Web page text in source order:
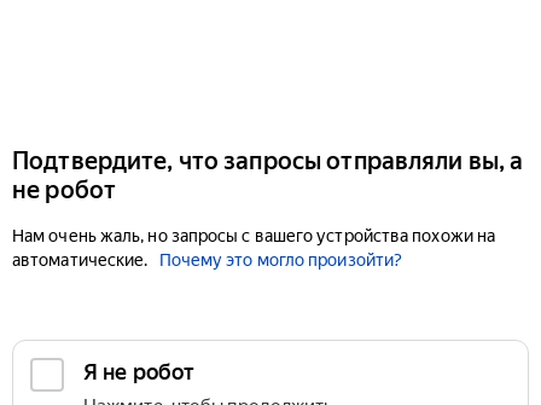
Подтвердите, что запросы отправляли вы, а
не робот
Нам очень жаль, но запросы с вашего устройства похожи на
автоматические.
Почему это могло произойти?